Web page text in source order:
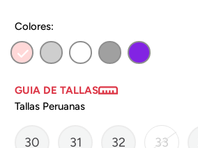
Colores:
GUIA DE TALLAS
Tallas Peruanas
30 31 32 33